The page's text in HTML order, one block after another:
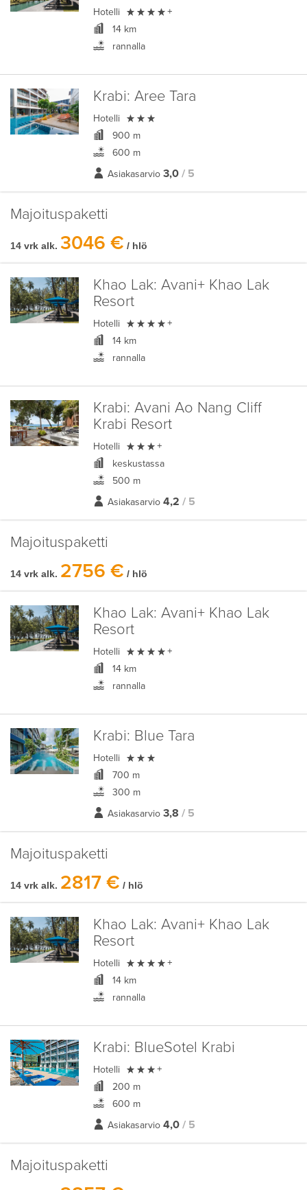
Hotelli  +
14 km
rannalla
Krabi: Aree Tara
Hotelli 
900 m
600 m
Asiakasarvio 3,0 / 5
Majoituspaketti
14 vrk alk. 3046 € / hlö
Khao Lak: Avani+ Khao Lak
Resort
Hotelli  +
14 km
rannalla
Krabi: Avani Ao Nang Cliff
Krabi Resort
Hotelli  +
keskustassa
500 m
Asiakasarvio 4,2 / 5
Majoituspaketti
14 vrk alk. 2756 € / hlö
Khao Lak: Avani+ Khao Lak
Resort
Hotelli  +
14 km
rannalla
Krabi: Blue Tara
Hotelli 
700 m
300 m
Asiakasarvio 3,8 / 5
Majoituspaketti
14 vrk alk. 2817 € / hlö
Khao Lak: Avani+ Khao Lak
Resort
Hotelli  +
14 km
rannalla
Krabi: BlueSotel Krabi
Hotelli  +
200 m
600 m
Asiakasarvio 4,0 / 5
Majoituspaketti